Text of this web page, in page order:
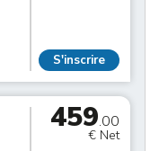
S'inscrire
459.00
€ Net